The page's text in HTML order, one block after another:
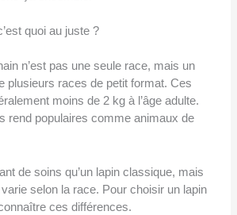
quoi au juste ?
n’est pas une seule race, mais un
plusieurs races de petit format. Ces
moins de 2 kg à l’âge adulte.
rend populaires comme animaux de
de soins qu’un lapin classique, mais
selon la race. Pour choisir un lapin
ces différences.